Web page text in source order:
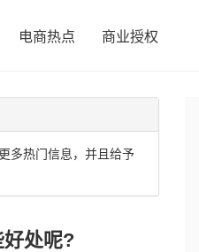
电商热点 商业授权
多热门信息，并且给予
处呢?